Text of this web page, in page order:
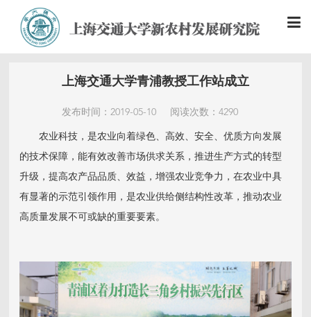
上海交通大学青浦教授工作站成立
发布时间：2019-05-10 阅读次数：4290
农业科技，是农业向着绿色、高效、安全、优质方向发展
的技术保障，能有效改善市场供求关系，推进生产方式的转型
升级，提高农产品品质、效益，增强农业竞争力，在农业中具
有显著的示范引领作用，是农业供给侧结构性改革，推动农业
高质量发展不可或缺的重要要素。